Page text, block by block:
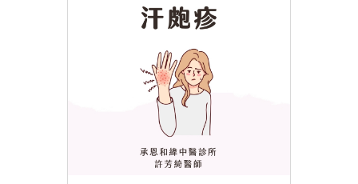
外用類固醇、免疫調節劑、抗黴菌
藥…等) •治療型衛教，例如加強
因 中醫認為搔癢病為風邪所致，其
中分為內風、外風。內風多因血虛
風燥、肌膚失養引起，外風常由
風、濕蘊阻於肌膚所致。 皮膚搔
癢常見的中醫證型: •風寒:大多發
生在冬季，皮膚瘙癢常在頭面、前
飲）一起服用，效果更好。 ꕤ 顏面
針灸 ꕤ MTS微針 ꕤ 中藥膏 也都能
在抗痘的路上幫助您。 ꕤ 中藥、針
灸、MTS微針也能幫助淡化痘疤
喔。 抗痘是條辛苦的路，每個療程
大概是3個月，治療時間長短因人
而異。 除了積極治療， 改變生活方
式 也是很重要的： ▪︎ 少吃烤炸辣
油膩重口味食物 ▪︎ 少吃奶油、蛋
開始搔癢，抓了之後皮膚都開始變
到睡不著，皮膚變得粗糙又脫皮，
顯得又髒又不好看，真的好委屈。
西醫診斷與治療 在西醫方面，濕
疹 (eczema) 是七種不同類型的皮
ic dermatitis) ：最常見的濕疹類